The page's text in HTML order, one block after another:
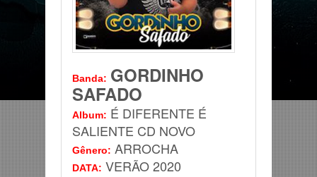
Banda: GORDINHO
SAFADO
Album: É DIFERENTE É
SALIENTE CD NOVO
Gênero: ARROCHA
DATA: VERÃO 2020